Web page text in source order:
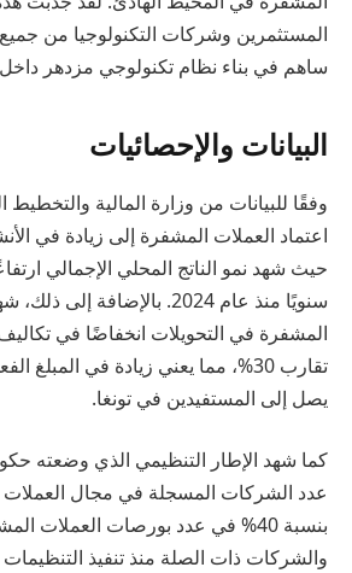
المستثمرين وشركات التكنولوجيا من جميع
ساهم في بناء نظام تكنولوجي مزدهر داخل
البيانات والإحصائيات
وفقًا للبيانات من وزارة المالية
اعتماد العملات المشفرة إلى زيادة في
سنويًا منذ عام 2024. بالإضافة
المشفرة في التحويلات انخفاضًا في
تقارب 30%، مما يعني زيادة في
يصل إلى المستفيدين في تونغا.
كما شهد الإطار التنظيمي الذي وضعته
عدد الشركات المسجلة في مجال العملات
بنسبة 40% في عدد بورصات العملات
والشركات ذات الصلة منذ تنفيذ التنظيمات في